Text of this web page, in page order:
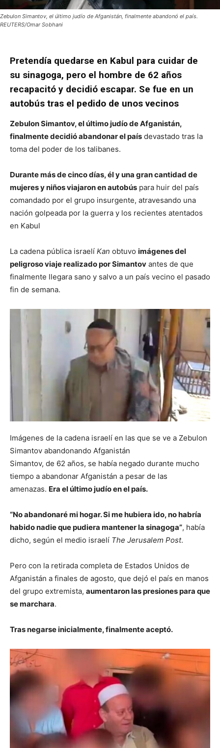
Zebulon Simantov, el último judío de Afganistán, finalmente abandonó el país.
REUTERS/Omar Sobhani
Pretendía quedarse en Kabul para cuidar de
su sinagoga, pero el hombre de 62 años
recapacitó y decidió escapar. Se fue en un
autobús tras el pedido de unos vecinos
Zebulon Simantov, el último judío de Afganistán,
finalmente decidió abandonar el país devastado tras la
toma del poder de los talibanes.
Durante más de cinco días, él y una gran cantidad de
mujeres y niños viajaron en autobús para huir del país
comandado por el grupo insurgente, atravesando una
nación golpeada por la guerra y los recientes atentados
en Kabul
La cadena pública israelí Kan obtuvo imágenes del
peligroso viaje realizado por Simantov antes de que
finalmente llegara sano y salvo a un país vecino el pasado
fin de semana.
Imágenes de la cadena israelí en las que se ve a Zebulon
Simantov abandonando Afganistán
Simantov, de 62 años, se había negado durante mucho
tiempo a abandonar Afganistán a pesar de las
amenazas. Era el último judío en el país.
“No abandonaré mi hogar. Si me hubiera ido, no habría
habido nadie que pudiera mantener la sinagoga”, había
dicho, según el medio israelí The Jerusalem Post.
Pero con la retirada completa de Estados Unidos de
Afganistán a finales de agosto, que dejó el país en manos
del grupo extremista, aumentaron las presiones para que
se marchara.
Tras negarse inicialmente, finalmente aceptó.